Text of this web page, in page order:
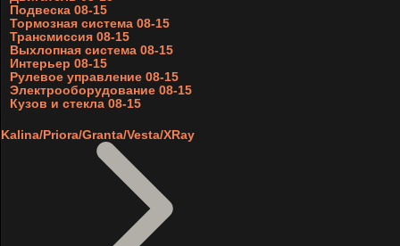
Подвеска 08-15
Тормозная система 08-15
Трансмиссия 08-15
Выхлопная система 08-15
Интерьер 08-15
Рулевое управление 08-15
Электрооборудование 08-15
Кузов и стекла 08-15
Kalina/Priora/Granta/Vesta/XRay